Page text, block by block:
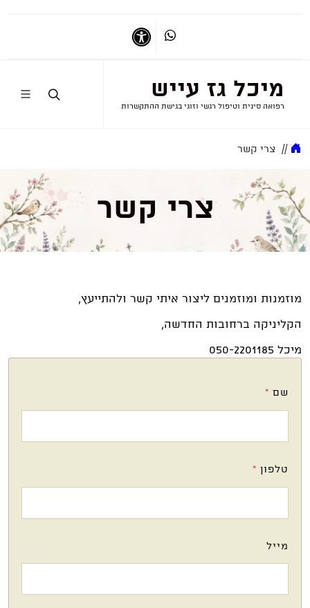
דברו איתי בווטסאפ
מיכל גז עייש
רפואה סינית וטיפול רגשי וזוגי בגישת ההתקשרות
// צרי קשר
צרי קשר
מוזמנות ומוזמנים ליצור איתי קשר ולהתייעץ,
הקליניקה ברחובות החדשה,
מיכל 050-2201185
שם *
טלפון *
מייל